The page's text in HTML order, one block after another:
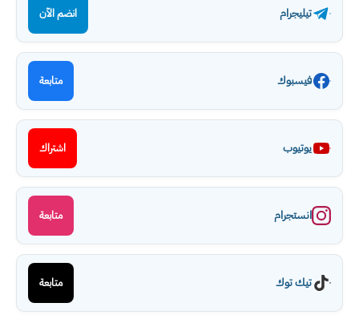
تيليجرام انضم الآن
فيسبوك متابعة
يوتيوب اشتراك
انستجرام متابعة
تيك توك متابعة